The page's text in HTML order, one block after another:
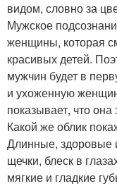
видом, словно за
Мужское
женщины, которая
красивых детей.
мужчин будет в
и ухоженную
показывает, что она
Какой же облик
Длинные, здоровые
щечки, блеск в
мягкие и гладкие